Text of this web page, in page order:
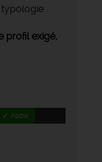
typologie
profil exigé,
✓ Allow